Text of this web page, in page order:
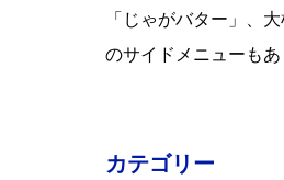
「じゃがバター」、
のサイドメニューも
カテゴリー